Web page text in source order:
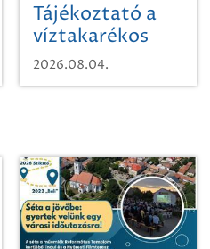
Tájékoztató a
víztakarékos
vízhasználatról
2026.08.04.